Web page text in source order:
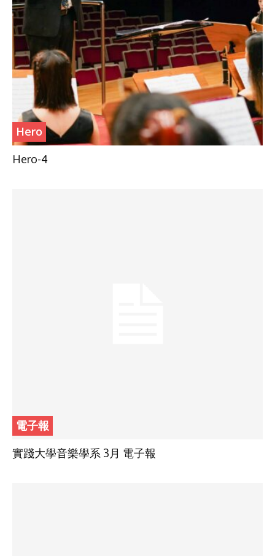
Hero
Hero-4
電子報
實踐大學音樂學系 3月 電子報